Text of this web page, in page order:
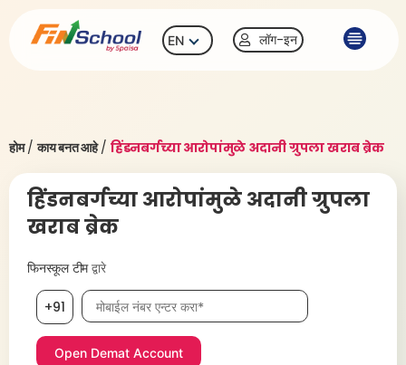
EN लॉग-इन
होम/काय बनत आहे/ हिंडनबर्गच्या आरोपांमुळे अदानी ग्रुपला खराब ब्रेक
हिंडनबर्गच्या आरोपांमुळे अदानी ग्रुपला
खराब ब्रेक
फिनस्कूल टीमद्वारे
+91 मोबाईल नंबर, आवश्यक